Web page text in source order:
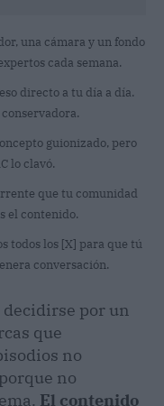
una cámara y un fondo
cada semana.
directo a tu día a día.
guionizado, pero
lo clavó.
que tu comunidad
el contenido.
todos los [X] para que tú
conversación.
decidirse por un
que
no
no
El contenido